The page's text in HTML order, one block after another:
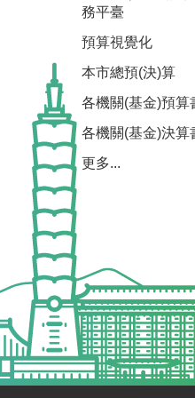
務平臺
預算視覺化
本市總預(決)算
各機關(基金)預算
各機關(基金)決算
更多...